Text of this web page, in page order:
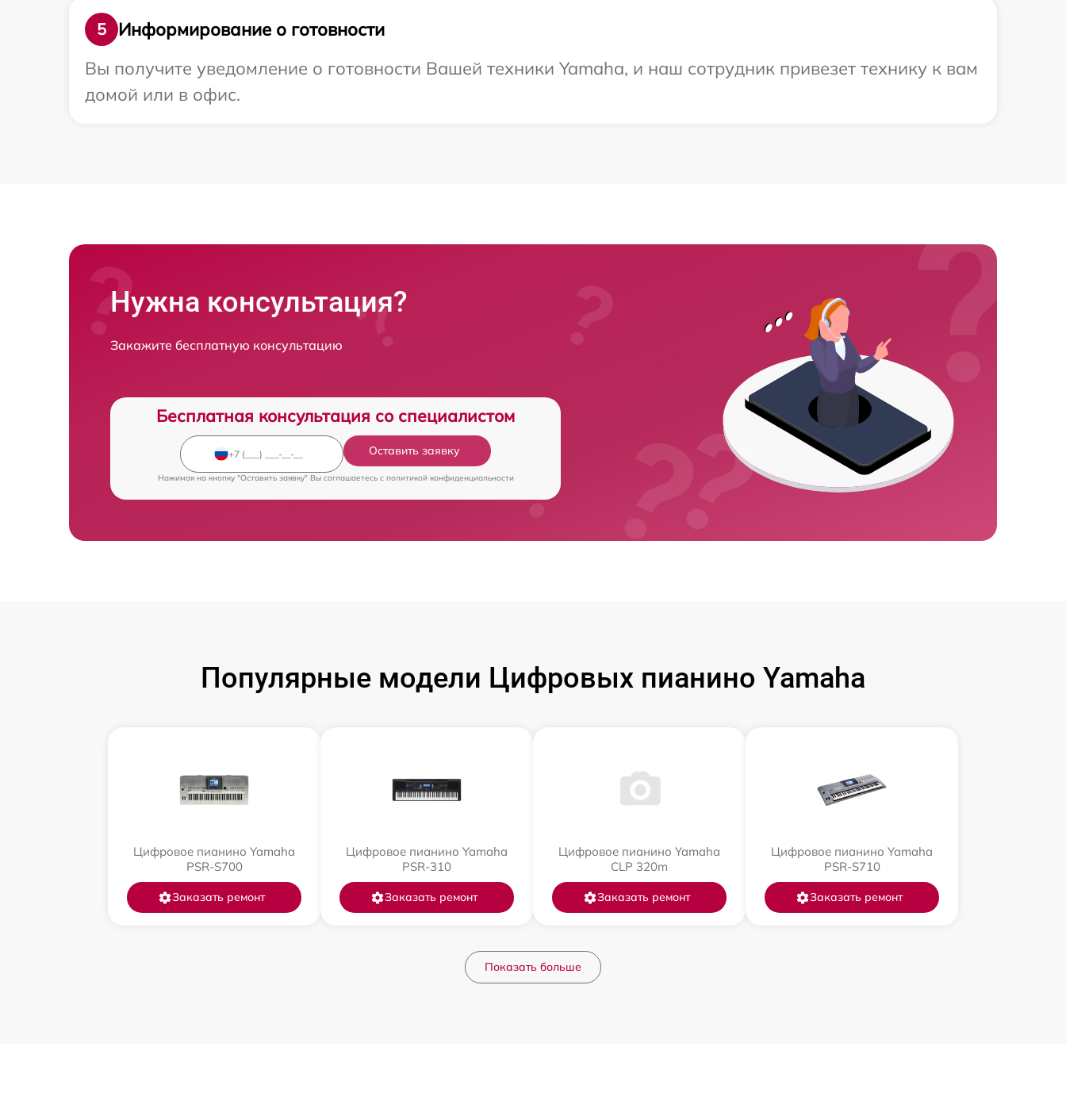
5
Информирование о готовности
Вы получите уведомление о готовности Вашей техники Yamaha, и наш сотрудник привезет технику к вам
домой или в офис.
Нужна консультация?
Закажите бесплатную консультацию
Бесплатная консультация со специалистом
Оставить заявку
Нажимая на кнопку "Оставить заявку" Вы соглашаетесь c политикой конфиденциальности
Популярные модели Цифровых пианино Yamaha
Цифровое пианино Yamaha
PSR-S700
Заказать ремонт
Цифровое пианино Yamaha
PSR-310
Заказать ремонт
Цифровое пианино Yamaha
CLP 320m
Заказать ремонт
Цифровое пианино Yamaha
PSR-S710
Заказать ремонт
Показать больше